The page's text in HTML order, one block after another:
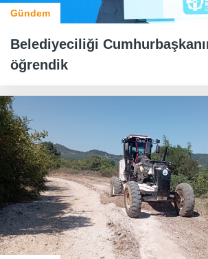
Gündem
Belediyeciliği
öğrendik